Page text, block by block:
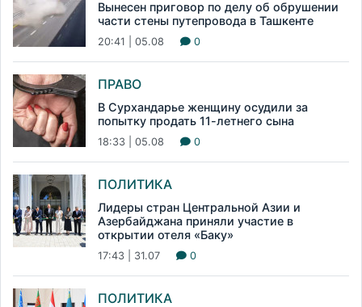
Вынесен приговор по делу об обрушении
части стены путепровода в Ташкенте
20:41 | 05.08 0
ПРАВО
В Сурхандарье женщину осудили за
попытку продать 11-летнего сына
18:33 | 05.08 0
ПОЛИТИКА
Лидеры стран Центральной Азии и
Азербайджана приняли участие в
открытии отеля «Баку»
17:43 | 31.07 0
ПОЛИТИКА